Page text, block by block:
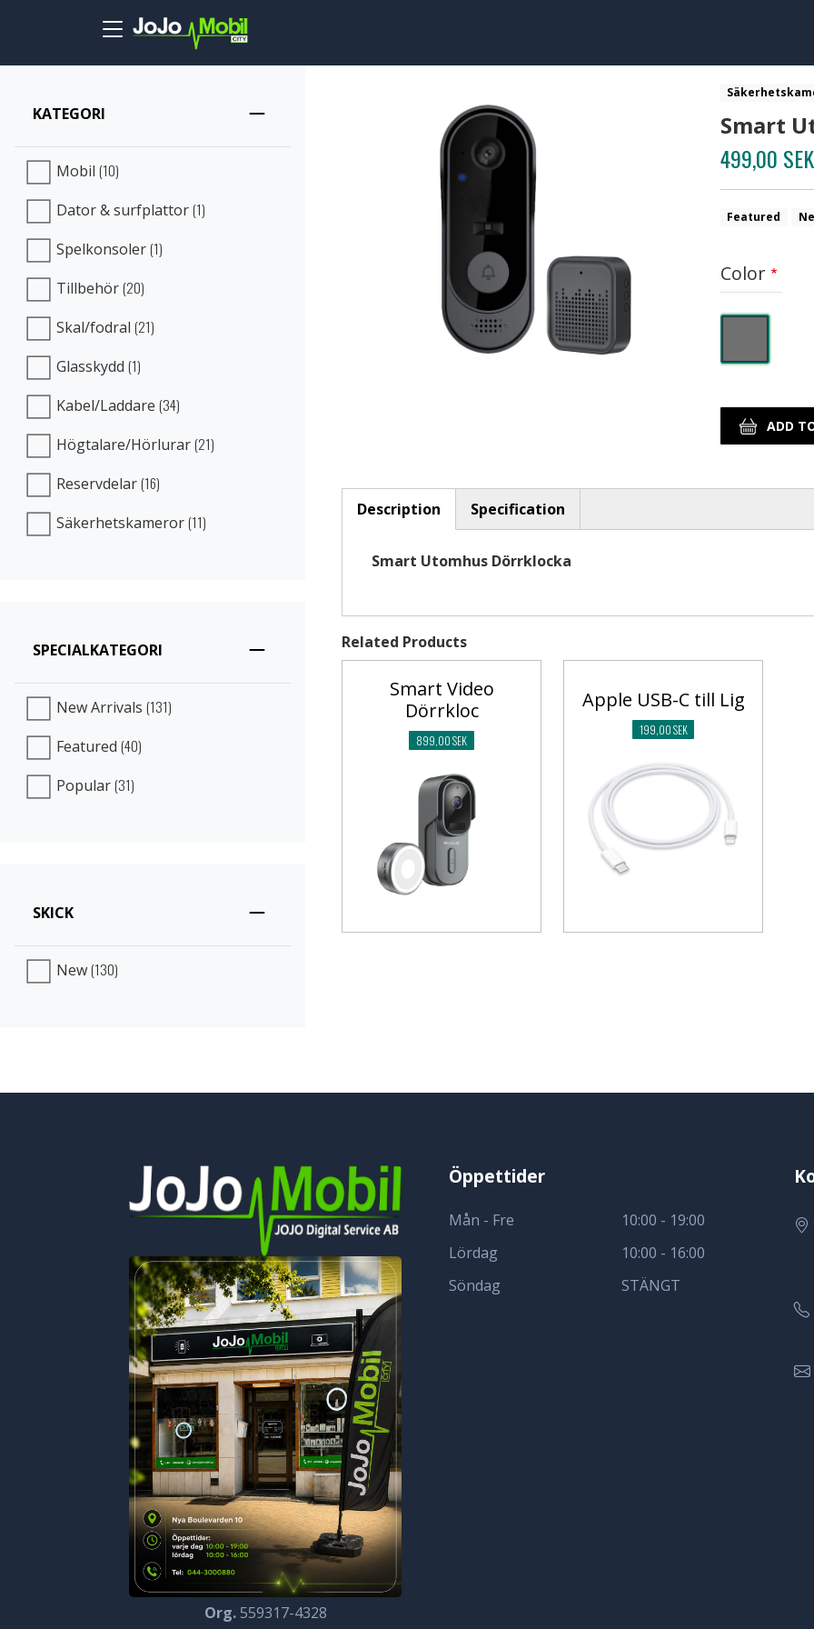
Smart
499,00 SEK
Featured
Color
Description
Specification
Smart Utomhus Dörrklocka
Related Products
Smart Video
Dörrkloc
899,00 SEK
Apple USB-C till Lig
199,00 SEK
KATEGORI
Mobil (10)
Dator & surfplattor(1)
Spelkonsoler(1)
Tillbehör(20)
Skal/fodral (21)
Glasskydd (1)
Kabel/Laddare (34)
Högtalare/Hörlurar(21)
Reservdelar(16)
Säkerhetskameror(11)
SPECIALKATEGORI
New Arrivals (131)
Featured (40)
Popular(31)
SKICK
New(130)
Org.559317-4328
Öppettider
Mån - Fre
Lördag
Söndag
10:00 - 19:00
10:00 - 16:00
STÄNGT